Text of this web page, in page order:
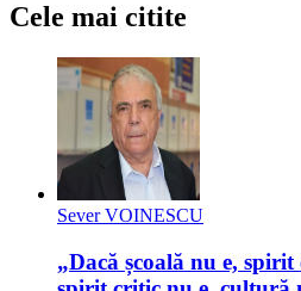
Cele mai citite
Sever VOINESCU
„Dacă școală nu e,